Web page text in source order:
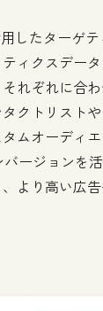
したターゲ
ィクスデー
れぞれに合
クトリスト
ムオーディ
ージョンを
より高い広